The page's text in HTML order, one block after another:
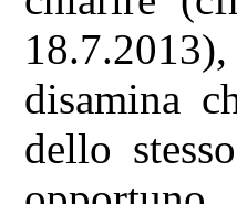
disamina
dello